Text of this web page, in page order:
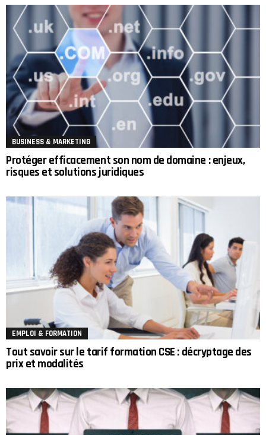
BUSINESS & MARKETING
Protéger efficacement son nom de domaine : enjeux,
risques et solutions juridiques
EMPLOI & FORMATION
Tout savoir sur le tarif formation CSE : décryptage des
prix et modalités